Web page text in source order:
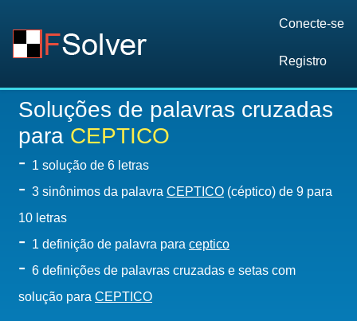
Conecte-se
Registro
Soluções de palavras cruzadas
para CEPTICO
- 1 solução de 6 letras
- 3 sinônimos da palavra CEPTICO (céptico) de 9 para
10 letras
- 1 definição de palavra para ceptico
- 6 definições de palavras cruzadas e setas com
solução para CEPTICO